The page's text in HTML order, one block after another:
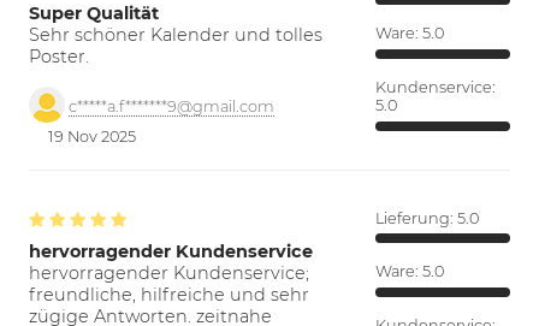
Super Qualität
Sehr schöner Kalender und tolles
Poster.
c*****a.f*******9@gmail.com
19 Nov 2025
Ware: 5.0
Kundenservice:
5.0
hervorragender Kundenservice
hervorragender Kundenservice;
freundliche, hilfreiche und sehr
zügige Antworten. zeitnahe
Lieferung: 5.0
Ware: 5.0